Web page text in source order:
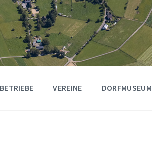
BETRIEBE VEREINE DORFMUSEUM